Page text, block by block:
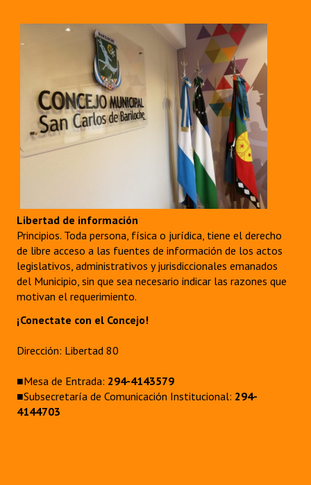
Libertad de información
Principios. Toda persona, física o jurídica, tiene el derecho
de libre acceso a las fuentes de información de los actos
legislativos, administrativos y jurisdiccionales emanados
del Municipio, sin que sea necesario indicar las razones que
motivan el requerimiento.
¡Conectate con el Concejo!
Dirección: Libertad 80
■Mesa de Entrada: 294-4143579
■Subsecretaría de Comunicación Institucional: 294-
4144703